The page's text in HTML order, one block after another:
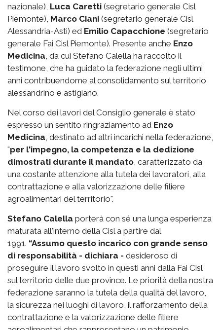
nazionale), Luca Caretti (segretario generale Cisl
Piemonte), Marco Ciani (segretario generale Cisl
Alessandria-Asti) ed Emilio Capacchione (segretario
generale Fai Cisl Piemonte). Presente anche Enzo
Medicina, da cui Stefano Calella ha raccolto il
testimone, che ha guidato la federazione negli ultimi
anni contribuendome al consolidamento sul territorio
alessandrino e astigiano.
Nel corso dei lavori del Consiglio generale è stato
espresso un sentito ringraziamento ad Enzo
Medicina, destinato ad altri incarichi nella federazione,
"per l'impegno, la competenza e la dedizione
dimostrati durante il mandato, caratterizzato da
una costante attenzione alla tutela dei lavoratori, alla
contrattazione e alla valorizzazione delle filiere
agroalimentari del territorio".
Stefano Calella porterà con sé una lunga esperienza
maturata all'interno della Cisl a partire dal
1991. “Assumo questo incarico con grande senso
di responsabilità - dichiara - desideroso di
proseguire il lavoro svolto in questi anni dalla Fai Cisl
sul territorio delle due province. Le priorità della nostra
federazione saranno la tutela della qualità del lavoro,
la sicurezza nei luoghi di lavoro, il rafforzamento della
contrattazione e la valorizzazione delle filiere